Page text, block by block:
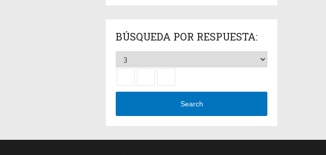
BÚSQUEDA POR RESPUESTA:
Search